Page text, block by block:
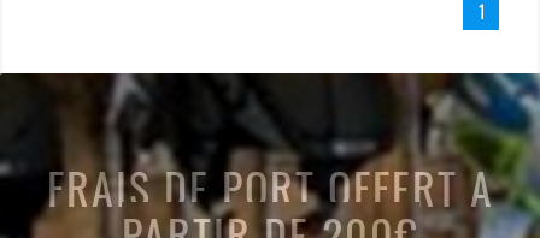
1
FRAIS DE PORT OFFERT A